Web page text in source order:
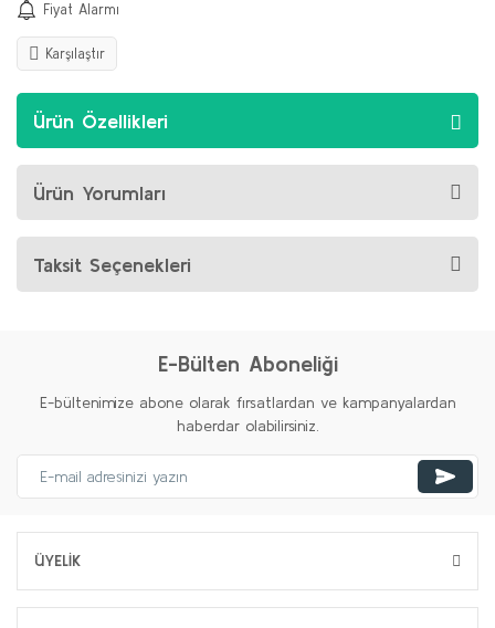
Fiyat Alarmı
Karşılaştır
Ürün Özellikleri
Ürün Yorumları
Taksit Seçenekleri
E-Bülten Aboneliği
E-bültenimize abone olarak fırsatlardan ve kampanyalardan
haberdar olabilirsiniz.
ÜYELİK